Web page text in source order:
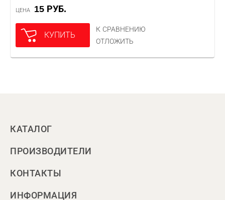
ЦЕНА 15 РУБ.
КУПИТЬ
К СРАВНЕНИЮ
ОТЛОЖИТЬ
КАТАЛОГ
ПРОИЗВОДИТЕЛИ
КОНТАКТЫ
ИНФОРМАЦИЯ